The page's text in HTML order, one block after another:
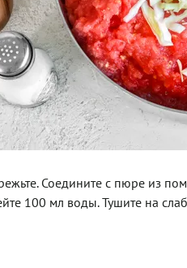
Соедините с пюре из
100 мл воды. Тушите на